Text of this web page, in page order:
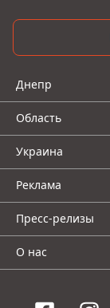
Днепр
Область
Украина
Реклама
Пресс-релизы
О нас